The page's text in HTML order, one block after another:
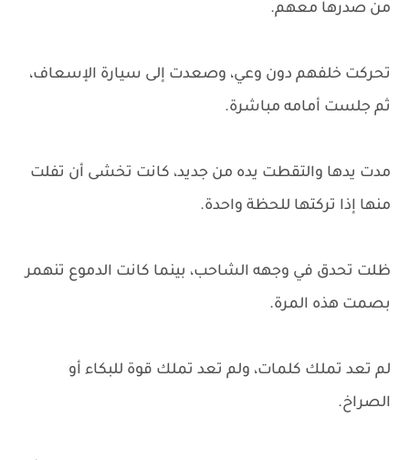
من صدرها معهم.
تحركت خلفهم دون وعي، وصعدت إلى سيارة الإسعاف،
ثم جلست أمامه مباشرة.
مدت يدها والتقطت يده من جديد، كانت تخشى أن تفلت
منها إذا تركتها للحظة واحدة.
ظلت تحدق في وجهه الشاحب، بينما كانت الدموع تنهمر
بصمت هذه المرة.
لم تعد تملك كلمات، ولم تعد تملك قوة للبكاء أو
الصراخ.